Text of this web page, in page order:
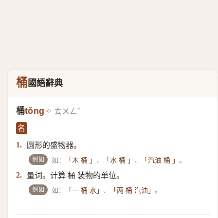
桶國語辭典
桶tǒng ㄊㄨㄥˇ
名
1.
圆形的盛物器。
例如 如： 「木 桶 」 、 「水 桶 」 、 「汽油 桶 」。
2. 量词。计算 桶 装物的单位。
例如 如： 「一 桶 水」 、 「两 桶 汽油」。